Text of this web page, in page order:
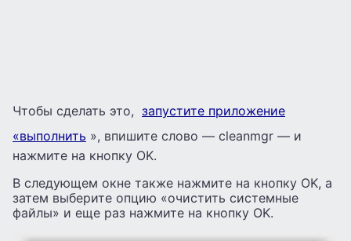
Чтобы сделать это, запустите приложение
«выполнить », впишите слово — cleanmgr — и
нажмите на кнопку OK.
В следующем окне также нажмите на кнопку OK, а
затем выберите опцию «очистить системные
файлы» и еще раз нажмите на кнопку OK.